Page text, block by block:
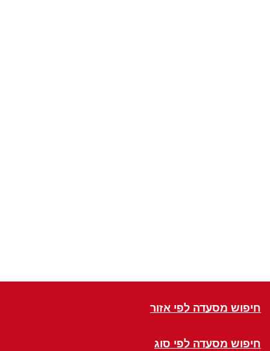
חיפוש מסעדה לפי אזור
חיפוש מסעדה לפי סוג